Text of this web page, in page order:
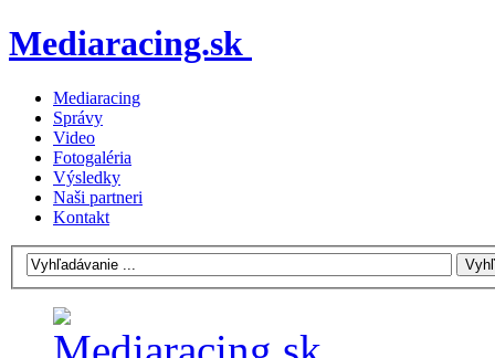
Mediaracing.sk
Mediaracing
Správy
Video
Fotogaléria
Výsledky
Naši partneri
Kontakt